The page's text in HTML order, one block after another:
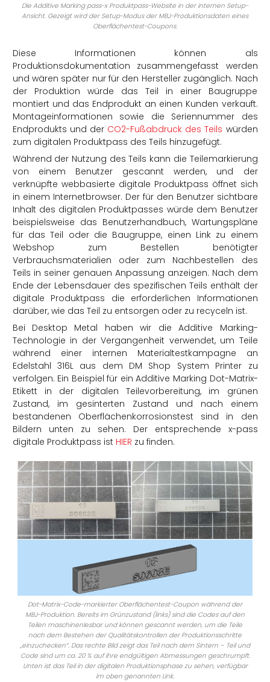
Die Additive Marking pass-x Produktpass-Website in der internen Setup-
Ansicht. Gezeigt wird der Setup-Modus der MBJ-Produktionsdaten eines
Oberflächentest-Coupons.
Diese Informationen können als
Produktionsdokumentation zusammengefasst werden
und wären später nur für den Hersteller zugänglich. Nach
der Produktion würde das Teil in einer Baugruppe
montiert und das Endprodukt an einen Kunden verkauft.
Montageinformationen sowie die Seriennummer des
Endprodukts und der CO2-Fußabdruck des Teils würden
zum digitalen Produktpass des Teils hinzugefügt.
Während der Nutzung des Teils kann die Teilemarkierung
von einem Benutzer gescannt werden, und der
verknüpfte webbasierte digitale Produktpass öffnet sich
in einem Internetbrowser. Der für den Benutzer sichtbare
Inhalt des digitalen Produktpasses würde dem Benutzer
beispielsweise das Benutzerhandbuch, Wartungspläne
für das Teil oder die Baugruppe, einen Link zu einem
Webshop zum Bestellen benötigter
Verbrauchsmaterialien oder zum Nachbestellen des
Teils in seiner genauen Anpassung anzeigen. Nach dem
Ende der Lebensdauer des spezifischen Teils enthält der
digitale Produktpass die erforderlichen Informationen
darüber, wie das Teil zu entsorgen oder zu recyceln ist.
Bei Desktop Metal haben wir die Additive Marking-
Technologie in der Vergangenheit verwendet, um Teile
während einer internen Materialtestkampagne an
Edelstahl 316L aus dem DM Shop System Printer zu
verfolgen. Ein Beispiel für ein Additive Marking Dot-Matrix-
Etikett in der digitalen Teilevorbereitung, im grünen
Zustand, im gesinterten Zustand und nach einem
bestandenen Oberflächenkorrosionstest sind in den
Bildern unten zu sehen. Der entsprechende x-pass
digitale Produktpass ist HIER zu finden.
Dot-Matrix-Code-markierter Oberflächentest-Coupon während der
MBJ-Produktion. Bereits im Grünzustand (links) sind die Codes auf den
Teilen maschinenlesbar und können gescannt werden, um die Teile
nach dem Bestehen der Qualitätskontrollen der Produktionsschritte
„einzuchecken“. Das rechte Bild zeigt das Teil nach dem Sintern – Teil und
Code sind um ca. 20 % auf ihre endgültigen Abmessungen geschrumpft.
Unten ist das Teil in der digitalen Produktionsphase zu sehen, verfügbar
im oben genannten Link.